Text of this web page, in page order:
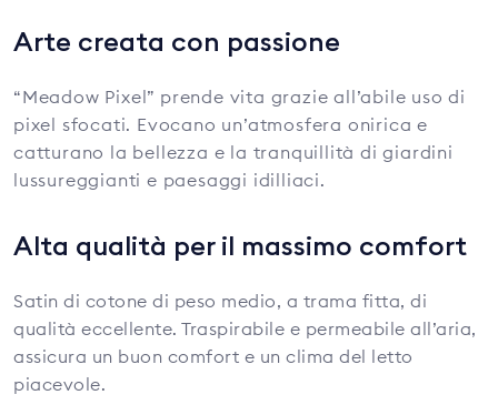
Arte creata con passione
“Meadow Pixel” prende vita grazie all’abile uso di
pixel sfocati. Evocano un’atmosfera onirica e
catturano la bellezza e la tranquillità di giardini
lussureggianti e paesaggi idilliaci.
Alta qualità per il massimo comfort
Satin di cotone di peso medio, a trama fitta, di
qualità eccellente. Traspirabile e permeabile all’aria,
assicura un buon comfort e un clima del letto
piacevole.